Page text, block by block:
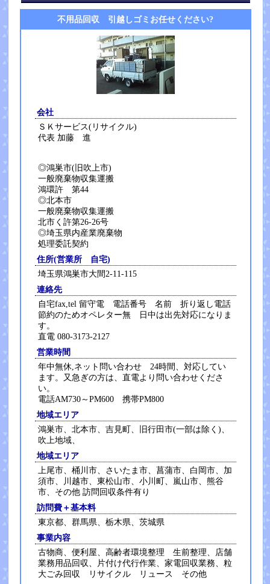
不用品回収 引越しゴミお任せください?
会社
ＳＫサービス(リサイクル)
代表 加藤 進
◎鴻巣市(旧吹上市)
一般廃棄物収集運搬
鴻環許 第44
◎北本市
一般廃棄物収集運搬
北市く許第26-26号
◎埼玉県内産業廃棄物
処理委託契約
住所(営業所 自宅)
埼玉県鴻巣市大間2-11-115
連絡先
自宅fax,tel 留守電 電話番号 名前 折り返し電話
節約のためオペレター無 日中は出先対応になりま
す。
直電 080-3173-2127
営業時間
年中無休,ネット問い合わせ 24時間、対応してい
ます。又急ぎの方は、直電より問い合わせくださ
い。
電話AM730～PM600 携帯PM800
地域エリア
鴻巣市、北本市、吉見町、旧行田市(一部は除く)、
吹上地域、
地域エリア
上尾市、桶川市、さいたま市、菖蒲市、白岡市、加
須市、川越市、東松山市、小川町、嵐山市、熊谷
市、その他 訪問回収条件有り
訪問費＋基本料
東京都、群馬県、栃木県、茨城県
事業内容
古物商、便利屋、高齢者環境整理 生前整理、店舗
業務用品回収、片付け代行作業、家電回収業務、粒
大ごみ回収 リサイクル リュース その他